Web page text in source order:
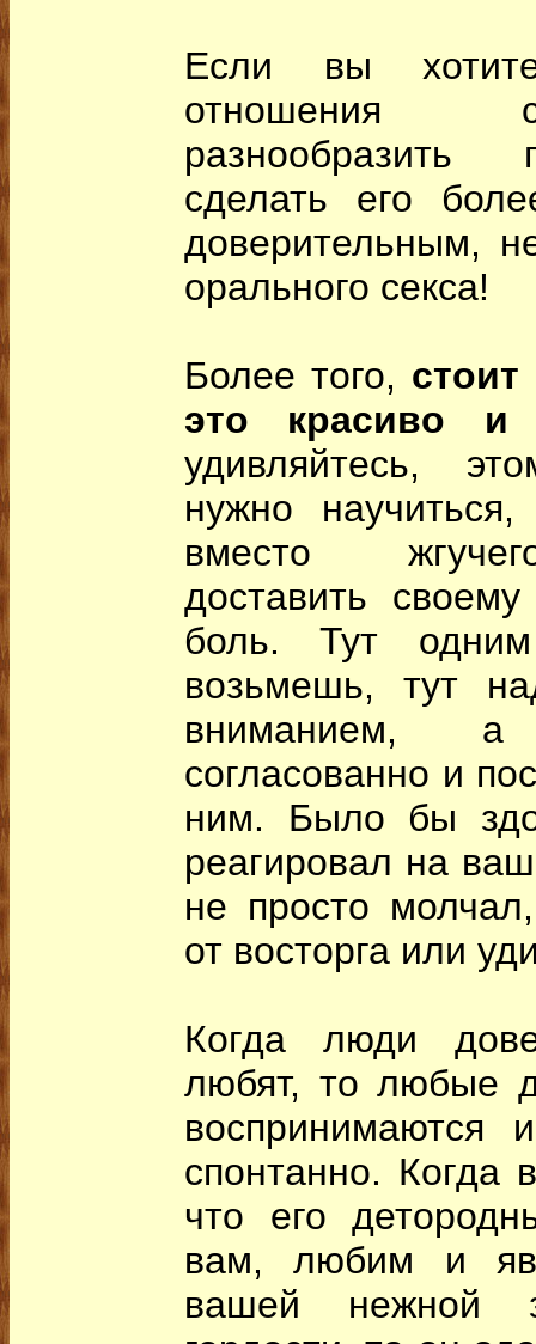
Если вы
отношения
разнообразить
сделать его
доверительным,
орального секса!
Более того, стоит
это красиво и
удивляйтесь,
нужно
вместо
доставить
боль. Тут
возьмешь, тут
вниманием,
согласованно и
ним. Было бы
реагировал на
не просто
от восторга или
Когда люди
любят, то любые
воспринимаются
спонтанно. Когда
что его
вам, любим и
вашей нежной